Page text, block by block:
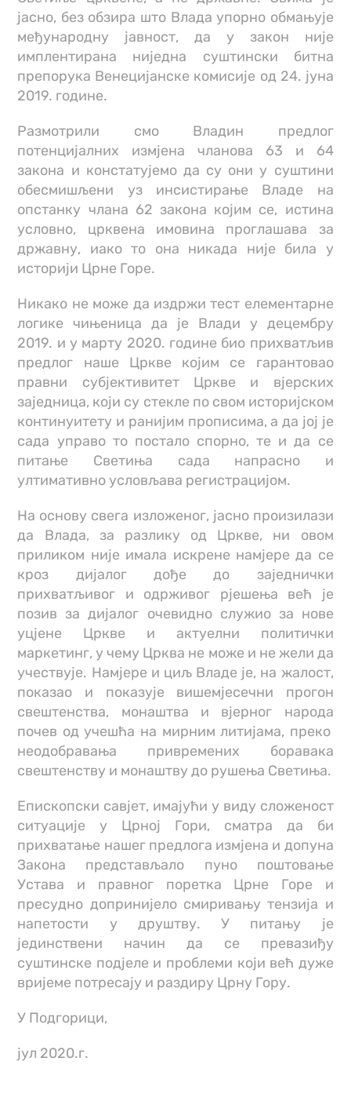
јасно, без обзира што Влада упорно обмањује
међународну јавност, да у закон није
имплентирана ниједна суштински битна
препорука Венецијанске комисије од 24. јуна
2019. године.
Размотрили смо Владин предлог
потенцијалних измјена чланова 63 и 64
закона и констатујемо да су они у суштини
обесмишљени уз инсистирање Владе на
опстанку члана 62 закона којим се, истина
условно, црквена имовина проглашава за
државну, иако то она никада није била у
историји Црне Горе.
Никако не може да издржи тест елементарне
логике чињеница да је Влади у децембру
2019. и у марту 2020. године био прихватљив
предлог наше Цркве којим се гарантовао
правни субјективитет Цркве и вјерских
заједница, који су стекле по свом историјском
континуитету и ранијим прописима, а да јој је
сада управо то постало спорно, те и да се
питање Светиња сада напрасно и
ултимативно условљава регистрацијом.
На основу свега изложеног, јасно произилази
да Влада, за разлику од Цркве, ни овом
приликом није имала искрене намјере да се
кроз дијалог дође до заједнички
прихватљивог и одрживог рјешења већ је
позив за дијалог очевидно служио за нове
уцјене Цркве и актуелни политички
маркетинг, у чему Црква не може и не жели да
учествује. Намјере и циљ Владе је, на жалост,
показао и показује вишемјесечни прогон
свештенства, монаштва и вјерног народа
почев од учешћа на мирним литијама, преко
неодобравања привремених боравака
свештенству и монаштву до рушења Светиња.
Епископски савјет, имајући у виду сложеност
ситуације у Црној Гори, сматра да би
прихватање нашег предлога измјена и допуна
Закона представљало пуно поштовање
Устава и правног поретка Црне Горе и
пресудно допринијело смиривању тензија и
напетости у друштву. У питању је
јединствени начин да се превазиђу
суштинске подјеле и проблеми који већ дуже
вријеме потресају и раздиру Црну Гору.
У Подгорици,
јул 2020.г.